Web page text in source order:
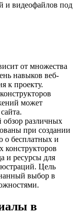
и видеофайлов под
от множества
навыков веб-
к проекту.
может
обзор различных
при создании
о бесплатных и
конструкторов
и ресурсы для
Цель
выбор в
в